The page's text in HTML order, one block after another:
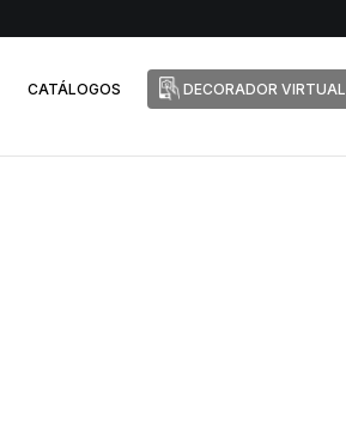
CATÁLOGOS DECORADOR VIRTUAL